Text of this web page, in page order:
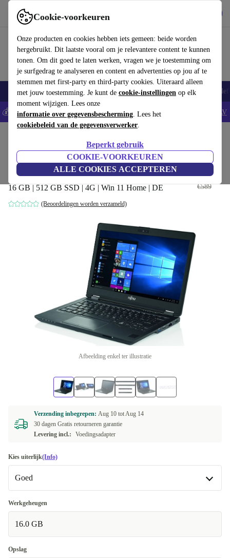
Cookie-voorkeuren
Onze producten en cookies hebben iets gemeen: beide worden
hergebruikt. Dit laatste vooral om je relevantere content te kunnen
tonen. Om dit goed te laten werken, vragen we je toestemming om
je surfgedrag te analyseren en content en advertenties op jou af te
stemmen met first-party en third-party cookies. Uiteraard alleen
met jouw toestemming. Je kunt de cookie-instellingen op elk
moment wijzigen. Lees onze
informatie over gegevensbescherming. Lees het
cookiebeleid van de gegevensverwerker.
Beperkt gebruik
COOKIE-VOORKEUREN
ALLE COOKIES ACCEPTEREN
Gebruik refurbed snel en eenvoudig
Smartphones Laptops Tablets Smartwatches Accessoires
💰Bespaar 5% EXTRA op alle iPhones - Code: IPHONEDEAL - AV
Fujitsu Lifebook U729 | i5-8265U |
12.5"
16 GB | 512 GB SSD | 4G | Win 11 Home | DE
(Beoordelingen worden verzameld)
€329
€589
Afbeelding enkel ter illustratie
Verzending inbegrepen: Aug 10 totAug 14
30 dagen Gratis retourneren garantie
Levering incl.:
Voedingsadapter
Kies uiterlijk(Info)
Goed
Goed
Heel goed
Werkgeheugen
16.0 GB
Opslag